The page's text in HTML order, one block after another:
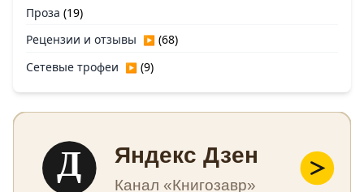
Проза (19)
Рецензии и отзывы ▶ (68)
Сетевые трофеи ▶ (9)
Д Яндекс Дзен
Канал «Книгозавр»